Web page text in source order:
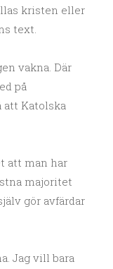
kristen eller
text.
vakna. Där
på
att Katolska
att man har
majoritet
gör avfärdar
Jag vill bara